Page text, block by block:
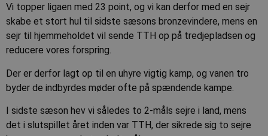
Vi topper ligaen med 23 point, og vi kan derfor med en sejr
skabe et stort hul til sidste sæsons bronzevindere, mens en
sejr til hjemmeholdet vil sende TTH op på tredjepladsen og
reducere vores forspring.
Der er derfor lagt op til en uhyre vigtig kamp, og vanen tro
byder de indbyrdes møder ofte på spændende kampe.
I sidste sæson hev vi således to 2-måls sejre i land, mens
det i slutspillet året inden var TTH, der sikrede sig to sejre 